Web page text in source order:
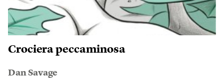
Crociera peccaminosa
Dan Savage